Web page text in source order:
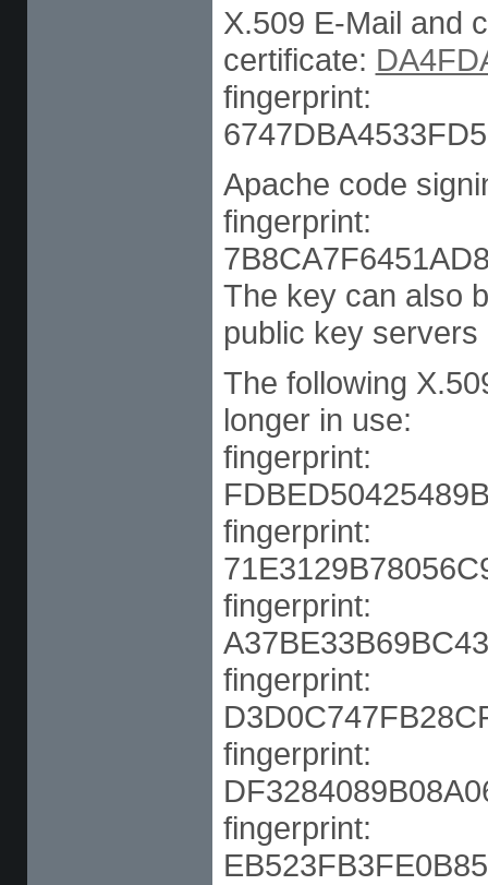
X.509 E-Mail and
certificate:
fingerprint:
Apache code
fingerprint:
The key can also
public key
The following
longer in use:
fingerprint:
fingerprint:
fingerprint:
fingerprint:
fingerprint:
fingerprint: